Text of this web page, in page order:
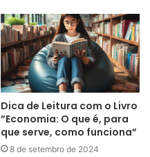
Dica de Leitura com o Livro
”Economia: O que é, para
que serve, como funciona”
8 de setembro de 2024